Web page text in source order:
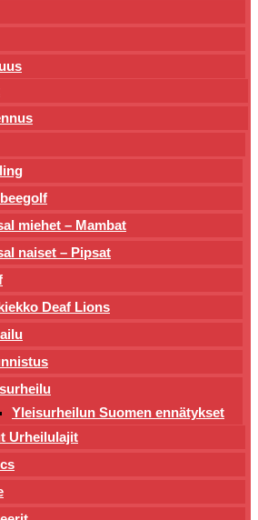
miehet – Mambat
naiset – Pipsat
Deaf Lions
Yleisurheilun Suomen ennätykset
Urheilulajit